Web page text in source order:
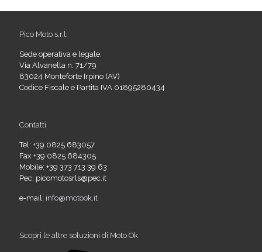
Pico Moto s.r.l.
Sede operativa e legale:
Via Alvanella n. 71/79
83024 Monteforte Irpino (AV)
Codice Fiscale e Partita IVA 01895280434
Contatti
Tel: +39 0825 683057
Fax +39 0825 684305
Mobile: +39 373 713 39 63
Pec: picomotosrls@pec.it
e-mail: info@motook.it
Scopri le altre soluzioni di Moto Ok